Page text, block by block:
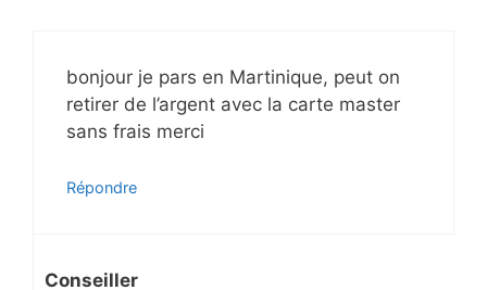
bonjour je pars en Martinique, peut on
retirer de l’argent avec la carte master
sans frais merci
Répondre
Conseiller